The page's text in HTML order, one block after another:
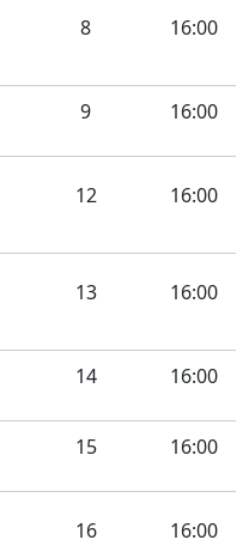
8 16:00
9 16:00
12 16:00
13 16:00
14 16:00
15 16:00
16 16:00